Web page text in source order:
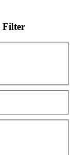
Filter